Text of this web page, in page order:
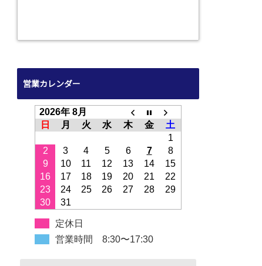
営業カレンダー
2026年 8月
日
月 火 水 木 金
土
1
2
3 4 5 6 7
8
9
10 11 12 13 14
15
16
17 18 19 20 21
22
23
24 25 26 27 28
29
30
31
定休日
営業時間 8:30〜17:30